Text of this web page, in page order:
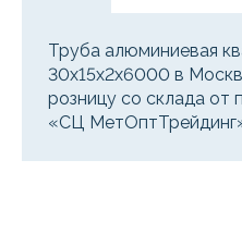
Труба алюминиевая
30х15х2х6000 в
розницу со склада
«СЦ